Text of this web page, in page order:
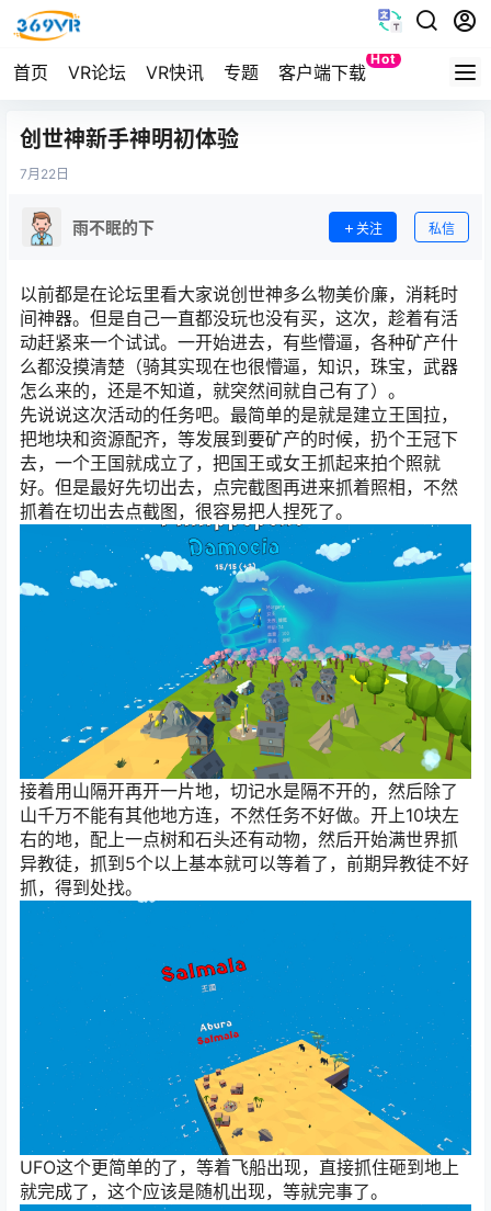
首页 VR论坛 VR快讯 专题 客户端下载
Hot
Quest
创世神新手神明初体验
7月 22日
雨不眠的下 关注 私信
以前都是在论坛里看大家说创世神多么物美价廉，消耗时
间神器。但是自己一直都没玩也没有买，这次，趁着有活
动赶紧来一个试试。一开始进去，有些懵逼，各种矿产什
么都没摸清楚（骑其实现在也很懵逼，知识，珠宝，武器
怎么来的，还是不知道，就突然间就自己有了）。
先说说这次活动的任务吧。最简单的是就是建立王国拉，
把地块和资源配齐，等发展到要矿产的时候，扔个王冠下
去，一个王国就成立了，把国王或女王抓起来拍个照就
好。但是最好先切出去，点完截图再进来抓着照相，不然
抓着在切出去点截图，很容易把人捏死了。
接着用山隔开再开一片地，切记水是隔不开的，然后除了
山千万不能有其他地方连，不然任务不好做。开上10块左
右的地，配上一点树和石头还有动物，然后开始满世界抓
异教徒，抓到5个以上基本就可以等着了，前期异教徒不好
抓，得到处找。
UFO这个更简单的了，等着飞船出现，直接抓住砸到地上
就完成了，这个应该是随机出现，等就完事了。